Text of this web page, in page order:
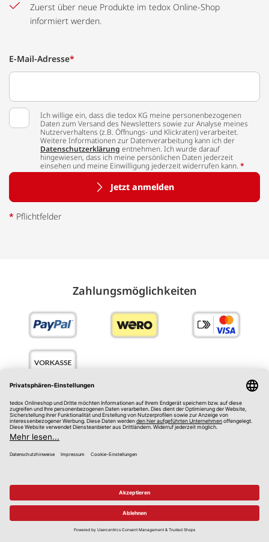
Zuerst über neue Produkte im tedox Online-Shop
informiert werden.
E-Mail-Adresse*
Ich willige ein, dass die tedox KG meine personenbezogenen
Daten zum Versand des Newsletters sowie zur Analyse meines
Nutzerverhaltens (z.B. Öffnungs- und Klickraten) verarbeitet.
Weitere Informationen zur Datenverarbeitung kann ich der
Datenschutzerklärung entnehmen. Ich wurde darauf
hingewiesen, dass ich meine persönlichen Daten jederzeit
einsehen und meine Einwilligung jederzeit widerrufen kann. *
Jetzt anmelden
* Pflichtfelder
Zahlungs­möglich­keiten
Social Media
tedoxBlog